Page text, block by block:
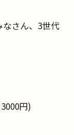
さん、3世代
円)